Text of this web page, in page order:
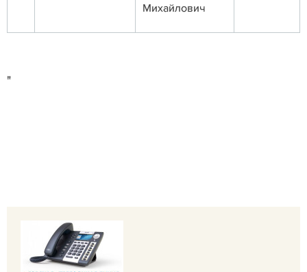
Михайлович
"